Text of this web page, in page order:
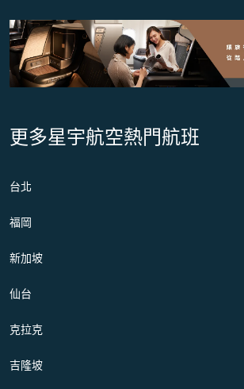
更多星宇航空熱門航班
台北
福岡
新加坡
仙台
克拉克
吉隆坡